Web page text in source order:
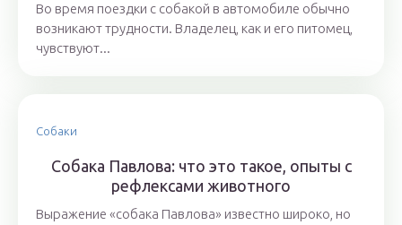
Во время поездки с собакой в автомобиле обычно
возникают трудности. Владелец, как и его питомец,
чувствуют...
Собаки
Собака Павлова: что это такое, опыты с
рефлексами животного
Выражение «собака Павлова» известно широко, но